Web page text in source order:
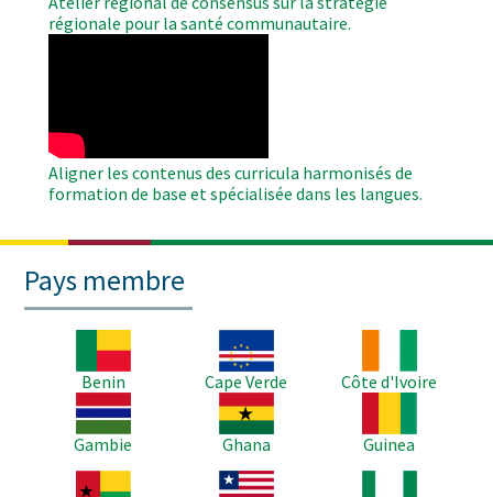
régionale pour la santé communautaire.
Aligner les contenus des curricula harmonisés de
formation de base et spécialisée dans les langues.
Pays membre
Benin
Image
Cape Verde
Côte d'Ivoire
Image
Gambie
Image
Ghana
Guinea
Image
Image